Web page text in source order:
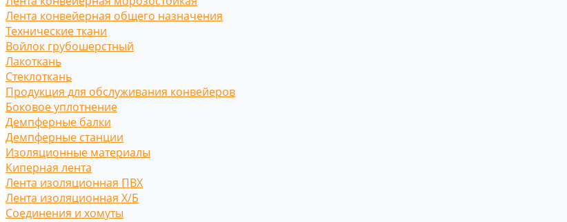
Лента конвейерная общего назначения
Технические ткани
Войлок грубошерстный
Лакоткань
Стеклоткань
Продукция для обслуживания конвейеров
Боковое уплотнение
Демпферные балки
Демпферные станции
Изоляционные материалы
Киперная лента
Лента изоляционная ПВХ
Лента изоляционная Х/Б
Соединения и хомуты